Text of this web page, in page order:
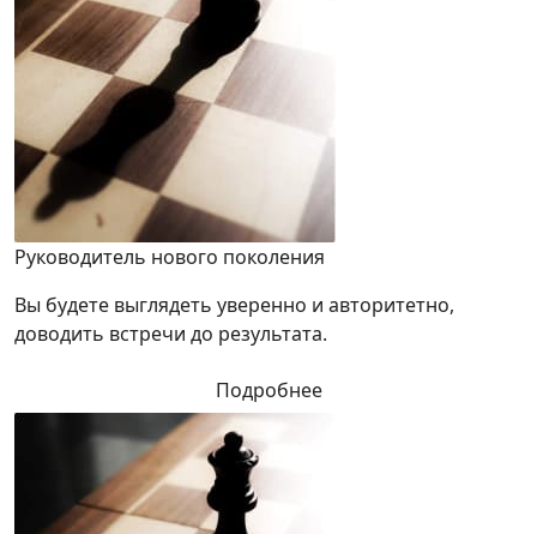
Руководитель нового поколения
Вы будете выглядеть уверенно и авторитетно,
доводить встречи до результата.
Подробнее